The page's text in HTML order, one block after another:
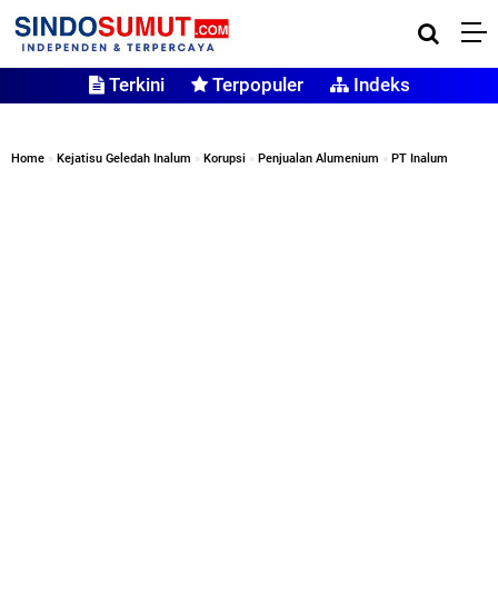
Terkini Terpopuler Indeks
Home » Kejatisu Geledah Inalum » Korupsi » Penjualan Alumenium » PT Inalum